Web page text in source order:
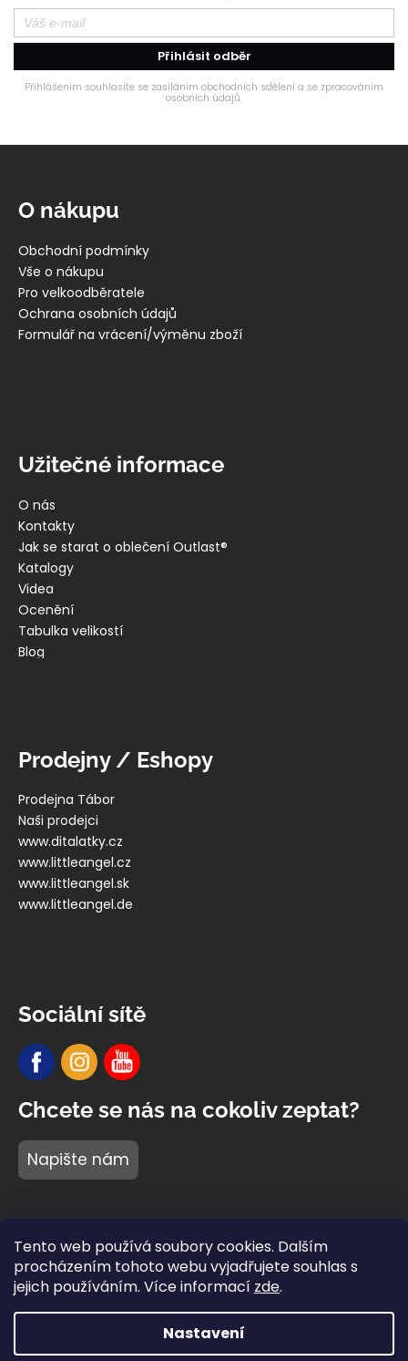
Tento web používá soubory cookies. Dalším
procházením tohoto webu vyjadřujete souhlas s
jejich používáním. Více informací zde.
Nastavení
Přihlásit odběr
Přihlášením souhlasíte se zasíláním obchodních sdělení a se zpracováním
osobních údajů.
O nákupu
Obchodní podmínky
Vše o nákupu
Pro velkoodběratele
Ochrana osobních údajů
Formulář na vrácení/výměnu zboží
Užitečné informace
O nás
Kontakty
Jak se starat o oblečení Outlast®
Katalogy
Videa
Ocenění
Tabulka velikostí
Blog
Prodejny / Eshopy
Prodejna Tábor
Naši prodejci
www.ditalatky.cz
www.littleangel.cz
www.littleangel.sk
www.littleangel.de
Sociální sítě
Chcete se nás na cokoliv zeptat?
Napište nám